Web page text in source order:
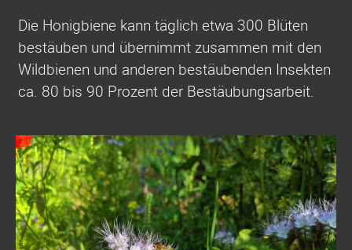
Die Honigbiene kann täglich etwa 300 Blüten
bestäuben und übernimmt zusammen mit den
Wildbienen und anderen bestäubenden Insekten
ca. 80 bis 90 Prozent der Bestäubungsarbeit.